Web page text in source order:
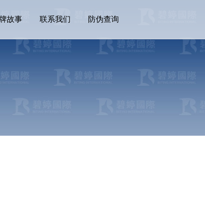
故事 联系我们 防伪查询